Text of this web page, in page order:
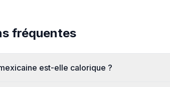
fréquentes
est-elle calorique ?